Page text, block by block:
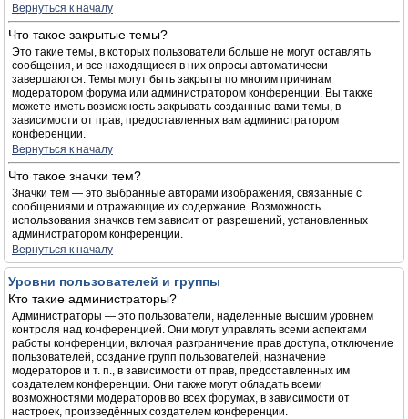
Вернуться к началу
Что такое закрытые темы?
Это такие темы, в которых пользователи больше не могут оставлять
сообщения, и все находящиеся в них опросы автоматически
завершаются. Темы могут быть закрыты по многим причинам
модератором форума или администратором конференции. Вы также
можете иметь возможность закрывать созданные вами темы, в
зависимости от прав, предоставленных вам администратором
конференции.
Вернуться к началу
Что такое значки тем?
Значки тем — это выбранные авторами изображения, связанные с
сообщениями и отражающие их содержание. Возможность
использования значков тем зависит от разрешений, установленных
администратором конференции.
Вернуться к началу
Уровни пользователей и группы
Кто такие администраторы?
Администраторы — это пользователи, наделённые высшим уровнем
контроля над конференцией. Они могут управлять всеми аспектами
работы конференции, включая разграничение прав доступа, отключение
пользователей, создание групп пользователей, назначение
модераторов и т. п., в зависимости от прав, предоставленных им
создателем конференции. Они также могут обладать всеми
возможностями модераторов во всех форумах, в зависимости от
настроек, произведённых создателем конференции.